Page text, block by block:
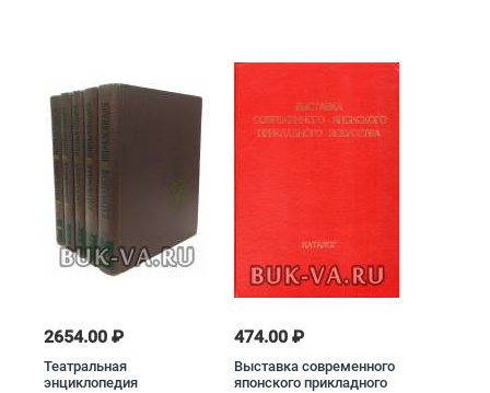
2654.00 ₽
Театральная
энциклопедия
474.00 ₽
Выставка современного
японского прикладного